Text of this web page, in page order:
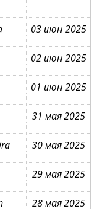
03 июн 2025
02 июн 2025
01 июн 2025
31 мая 2025
30 мая 2025
29 мая 2025
28 мая 2025